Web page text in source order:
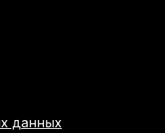
данных